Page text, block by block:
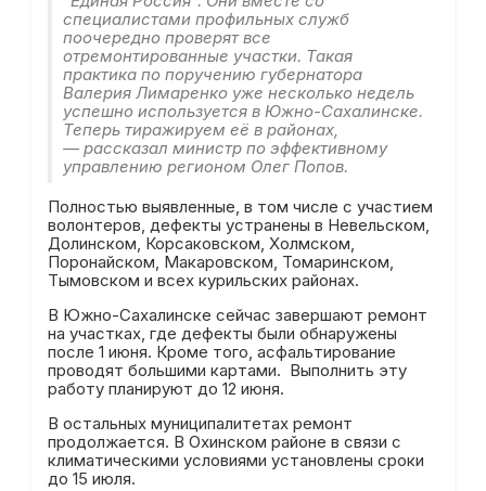
специалистами профильных служб
поочередно проверят все
отремонтированные участки. Такая
практика по поручению губернатора
Валерия Лимаренко уже несколько недель
успешно используется в Южно-Сахалинске.
Теперь тиражируем её в районах,
— рассказал министр по эффективному
управлению регионом Олег Попов.
Полностью выявленные, в том числе с участием
волонтеров, дефекты устранены в Невельском,
Долинском, Корсаковском, Холмском,
Поронайском, Макаровском, Томаринском,
Тымовском и всех курильских районах.
В Южно-Сахалинске сейчас завершают ремонт
на участках, где дефекты были обнаружены
после 1 июня. Кроме того, асфальтирование
проводят большими картами. Выполнить эту
работу планируют до 12 июня.
В остальных муниципалитетах ремонт
продолжается. В Охинском районе в связи с
климатическими условиями установлены сроки
до 15 июля.